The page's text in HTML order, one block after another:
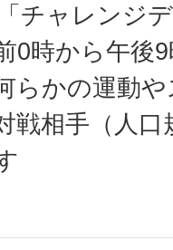
チャレンジ
0時から午後
らかの運動
戦相手（人